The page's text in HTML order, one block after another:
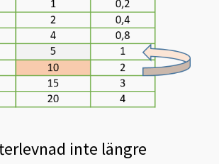
inte längre